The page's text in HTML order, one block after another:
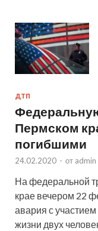
ДТП
Пермском
погибшими
24.02.2020 - от admin
На федеральной
крае вечером 22
авария с
жизни двух